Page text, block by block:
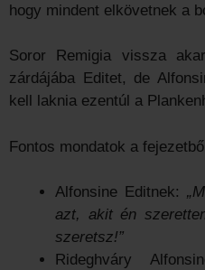
hogy mindent elkövetnek a
Soror Remigia vissza
zárdájába Editet, de
kell laknia ezentúl a
Fontos mondatok a
Alfonsine Editnek:
azt, akit én
szeretsz!”
Rideghváry